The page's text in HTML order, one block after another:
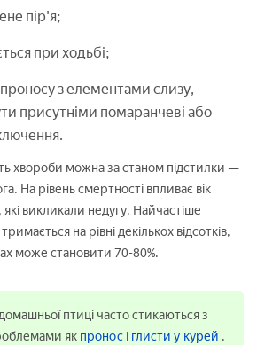
пір'я;
при ходьбі;
проносу з елементами слизу,
присутніми помаранчеві або
хвороби можна за станом підстилки —
На рівень смертності впливає вік
викликали недугу. Найчастіше
на рівні декількох відсотків,
може становити 70-80%.
птиці часто стикаються з
як пронос і глисти у курей .